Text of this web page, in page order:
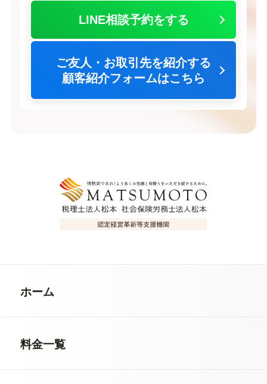
LINE相談予約をする
ご友人・お取引先を紹介する
顧客紹介フォームはこちら
ホーム
料金一覧